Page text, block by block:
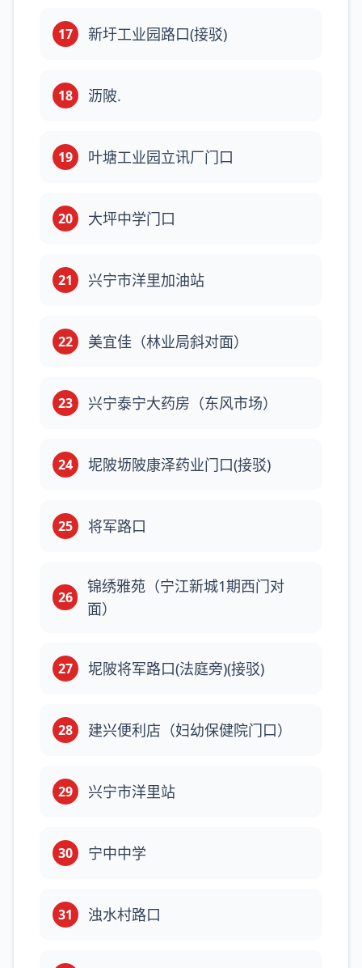
17 新圩工业园路口(接驳)
18 沥陂.
19 叶塘工业园立讯厂门口
20 大坪中学门口
21 兴宁市洋里加油站
22 美宜佳（林业局斜对面）
23 兴宁泰宁大药房（东风市场）
24 坭陂坜陂康泽药业门口(接驳)
25 将军路口
26
锦绣雅苑（宁江新城1期西门对
面）
27 坭陂将军路口(法庭旁)(接驳)
28 建兴便利店（妇幼保健院门口）
29 兴宁市洋里站
30 宁中中学
31 浊水村路口